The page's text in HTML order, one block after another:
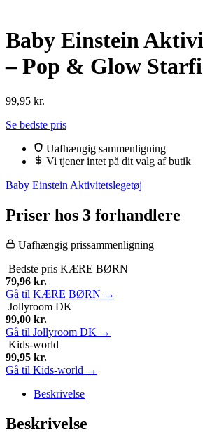
Baby Einstein
– Pop & Glow
99,95 kr.
Se bedste pris
Uafhængig sammenligning
Vi tjener intet på dit valg af butik
Baby Einstein Aktivitetslegetøj
Priser hos 3 forhandlere
Uafhængig prissammenligning
Bedste pris KÆRE BØRN
79,96 kr.
Gå til KÆRE BØRN →
Jollyroom DK
99,00 kr.
Gå til Jollyroom DK →
Kids-world
99,95 kr.
Gå til Kids-world →
Beskrivelse
Beskrivelse